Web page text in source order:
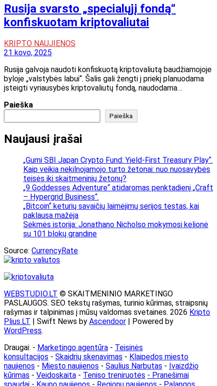
Rusija svarsto „specialųjį fondą“
konfiskuotam kriptovaliutai
KRIPTO NAUJIENOS
21 kovo, 2025
Rusija galvoja naudoti konfiskuotą kriptovaliutą baudžiamojoje
byloje „valstybės labui“. Šalis gali žengti į priekį planuodama
įsteigti vyriausybės kriptovaliutų fondą, naudodama…
Paieška
Paieška
Naujausi įrašai
„Gumi SBI Japan Crypto Fund: Yield-First Treasury Play“.
Kaip veikia nekilnojamojo turto žetonai: nuo nuosavybės
teisės iki skaitmeninių žetonų?
„9 Goddesses Adventure“ atidaromas penktadienį „Craft
– Hypergrid Business“.
„Bitcoin“ keturių savaičių laimėjimų serijos testas, kai
paklausa mažėja
Sėkmės istorija: Jonathano Nicholso mokymosi kelionė
su 101 blokų grandine
Source: CurrencyRate
WEBSTUDIO.LT © SKAITMENINIO MARKETINGO
PASLAUGOS. SEO tekstų rašymas, turinio kūrimas, straipsnių
rašymas ir talpinimas į mūsų valdomas svetaines. 2026 Kripto
Plius.LT | Swift News by Ascendoor | Powered by
WordPress.
Draugai: - Marketingo agentūra - Teisinės
konsultacijos - Skaidrių skenavimas - Klaipedos miesto
naujienos - Miesto naujienos - Saulius Narbutas - Įvaizdžio
kūrimas - Veidoskaita - Teniso treniruotės - Pranešimai